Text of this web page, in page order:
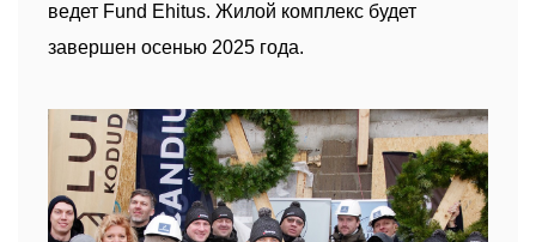
ведет Fund Ehitus. Жилой комплекс будет
завершен осенью 2025 года.